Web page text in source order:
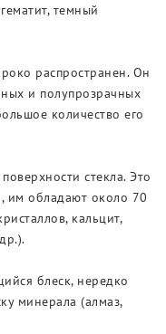
темный
распространен. Он
и полупрозрачных
количество его
стекла. Это
им обладают около 70
кальцит,
блеск, нередко
минерала (алмаз,